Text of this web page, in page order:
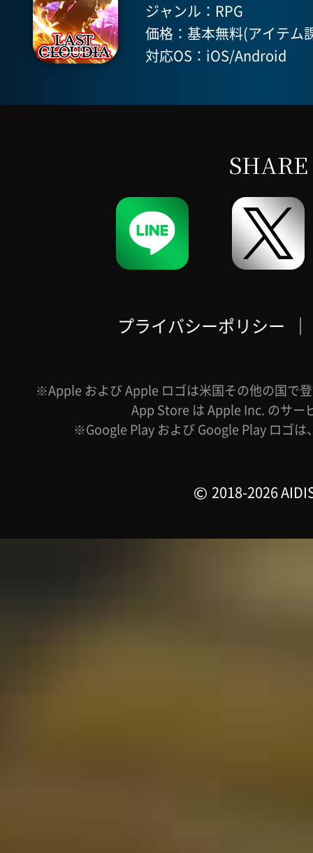
ジャンル：RPG
価格：基本無料(アイテム
対応OS：iOS/Android
SHARE
プライバシーポリシー ｜
※Apple および Apple ロゴは米国その他の国で
App Store は Apple Inc. のサー
※Google Play および Google Play ロゴは
2018-2026